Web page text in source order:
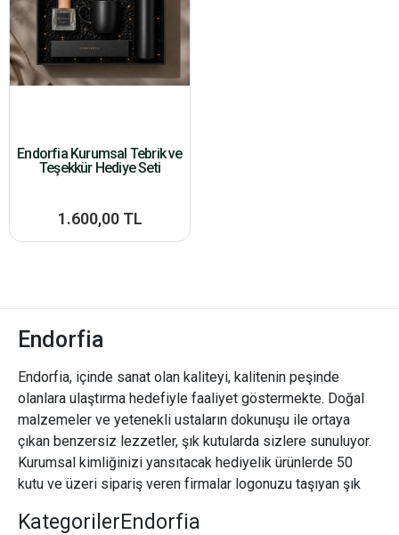
Endorfia Kurumsal Tebrik ve
Teşekkür Hediye Seti
1.600,00 TL
Endorfia
Endorfia, içinde sanat olan kaliteyi, kalitenin peşinde
olanlara ulaştırma hedefiyle faaliyet göstermekte. Doğal
malzemeler ve yetenekli ustaların dokunuşu ile ortaya
çıkan benzersiz lezzetler, şık kutularda sizlere sunuluyor.
Kurumsal kimliğinizi yansıtacak hediyelik ürünlerde 50
kutu ve üzeri sipariş veren firmalar logonuzu taşıyan şık
KategorilerEndorfia